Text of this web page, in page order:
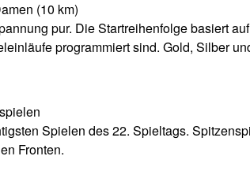
(10 km)
pur. Die Startreihenfolge basiert
programmiert sind. Gold, Silber
Spielen des 22. Spieltags.
Fronten.